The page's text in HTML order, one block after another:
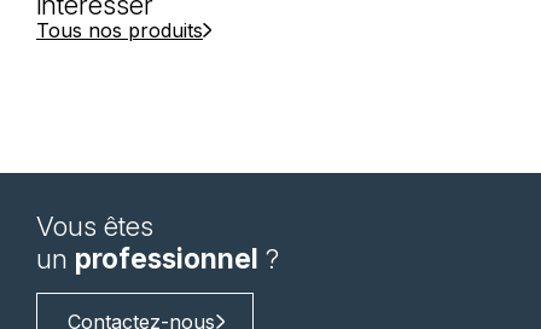
Tous nos produits
Vous êtes
un professionnel ?
Contactez-nous